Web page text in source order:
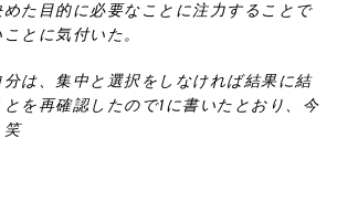
た目的に必要なことに注力することで
た。 ㅤㅤㅤㅤㅤㅤㅤㅤㅤㅤㅤㅤㅤ
は、集中と選択をしなければ結果に結
を再確認したので1に書いたとおり、今
笑